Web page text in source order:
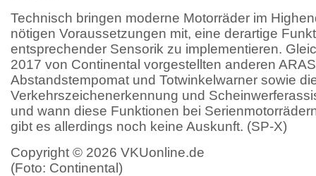
Technisch bringen moderne Motorräder im
nötigen Voraussetzungen mit, eine derartige
entsprechender Sensorik zu implementieren.
2017 von Continental vorgestellten anderen
Abstandstempomat und Totwinkelwarner sowie
Verkehrszeichenerkennung und
und wann diese Funktionen bei
gibt es allerdings noch keine Auskunft. (SP-X)
Copyright © 2026 VKUonline.de
(Foto: Continental)